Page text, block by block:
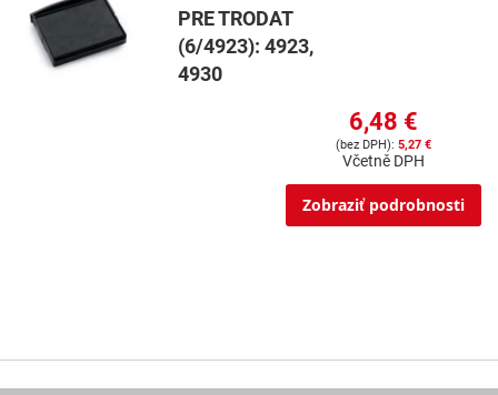
PRE TRODAT
(6/4923): 4923,
4930
6,48 €
5,27 €
Včetně DPH
Zobraziť podrobnosti